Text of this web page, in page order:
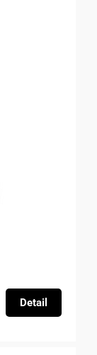
Detail